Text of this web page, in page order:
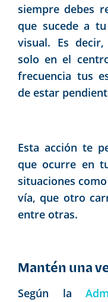
siempre debes
que sucede a
visual. Es
solo en el
frecuencia tus
de estar
Esta acción te
que ocurre en
situaciones
vía, que otro
entre otras.
Mantén una
Según la